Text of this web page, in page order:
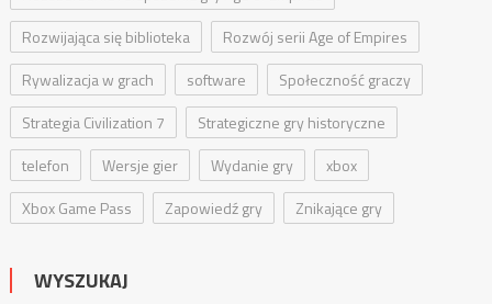
Rozwijająca się biblioteka
Rozwój serii Age of Empires
Rywalizacja w grach
software
Społeczność graczy
Strategia Civilization 7
Strategiczne gry historyczne
telefon
Wersje gier Wydanie gry
xbox
Xbox Game Pass
Zapowiedź gry Znikające gry
WYSZUKAJ